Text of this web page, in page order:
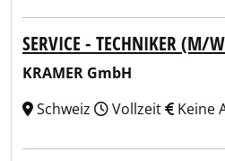
SERVICE - TECHNIKER (M/
KRAMER GmbH
Schweiz
Vollzeit Keine